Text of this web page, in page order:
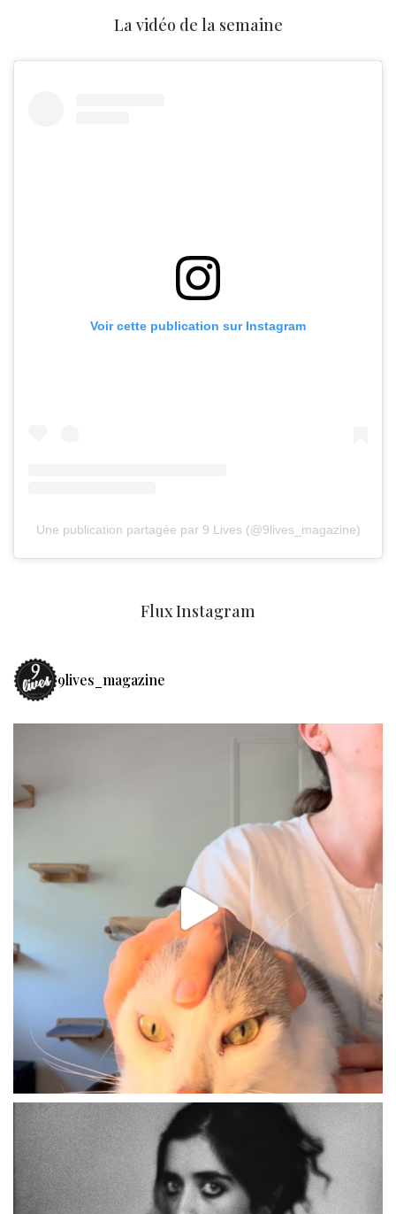
La vidéo de la semaine
Voir cette publication sur Instagram
Une publication partagée par 9 Lives (@9lives_magazine)
Flux Instagram
9lives_magazine